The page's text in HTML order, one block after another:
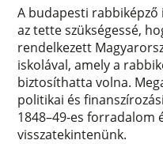
A budapesti
az tette szükségessé,
rendelkezett
iskolával, amely a
biztosíthatta volna.
politikai és
1848–49-es forradalom
visszatekintenünk.